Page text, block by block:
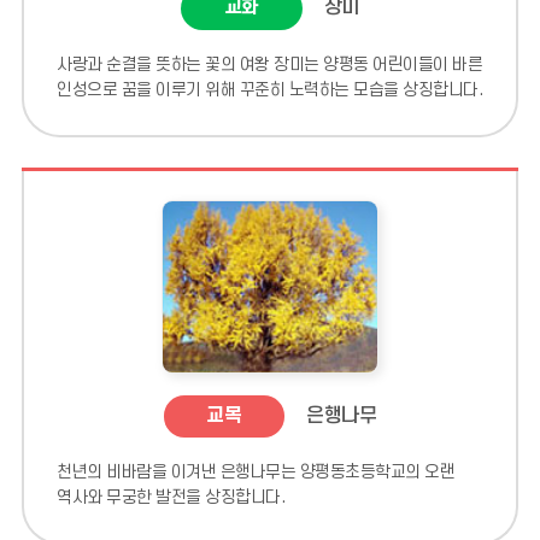
교화 장미
사랑과 순결을 뜻하는 꽃의 여왕 장미는 양평동 어린이들이 바른
인성으로 꿈을 이루기 위해 꾸준히 노력하는 모습을 상징합니다.
교목 은행나무
천년의 비바람을 이겨낸 은행나무는 양평동초등학교의 오랜
역사와 무궁한 발전을 상징합니다.